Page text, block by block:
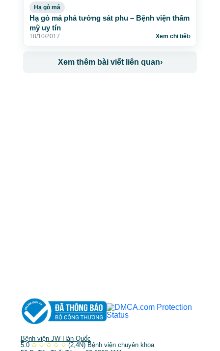
Hạ gò má
Hạ gò má phá tướng sát phu – Bệnh viện thẩm
mỹ uy tín
18/10/2017 Xem chi tiết›
Xem thêm bài viết liên quan›
Bệnh viện JW Hàn Quốc
5.0 ✩ ✩ ✩ ✩ ✩ (2,4N) Bệnh viện chuyên khoa